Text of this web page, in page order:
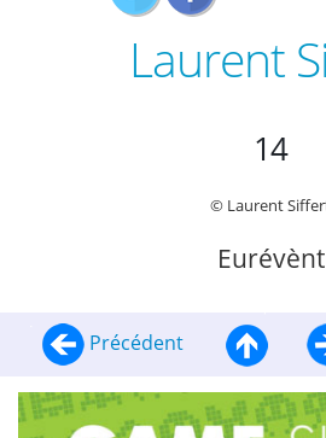
Laurent
14
© Laurent
Eurévènt
Précédent